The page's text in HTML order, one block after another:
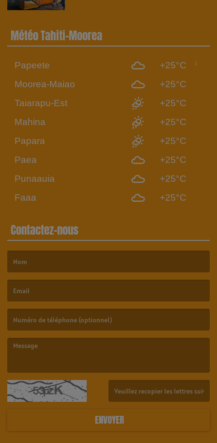
Météo Tahiti-Moorea
Papeete
+25°C
Moorea-Maiao
+25°C
Taiarapu-Est
+25°C
Mahina
+25°C
Papara
+25°C
Paea
+25°C
Punaauia
+25°C
Faaa
+25°C
Contactez-nous
ENVOYER